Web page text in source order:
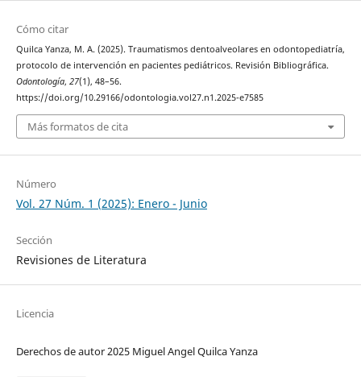
Cómo citar
Quilca Yanza, M. A. (2025). Traumatismos dentoalveolares en odontopediatría,
protocolo de intervención en pacientes pediátricos. Revisión Bibliográfica.
Odontología, 27(1), 48–56.
https://doi.org/10.29166/odontologia.vol27.n1.2025-e7585
Más formatos de cita
Número
Vol. 27 Núm. 1 (2025): Enero - Junio
Sección
Revisiones de Literatura
Licencia
Derechos de autor 2025 Miguel Angel Quilca Yanza